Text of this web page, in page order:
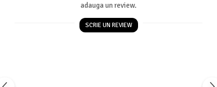
adauga un review.
SCRIE UN REVIEW